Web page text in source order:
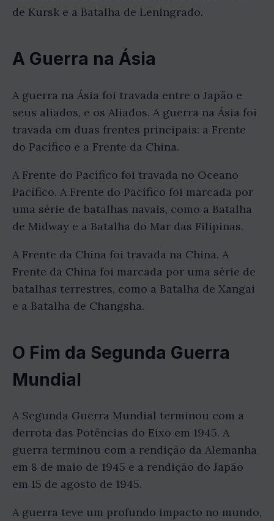
de Kursk e a Batalha de Leningrado.
A Guerra na Ásia
A guerra na Ásia foi travada entre o Japão e
seus aliados, e os Aliados. A guerra na Ásia foi
travada em duas frentes principais: a Frente
do Pacífico e a Frente da China.
A Frente do Pacífico foi travada no Oceano
Pacífico. A Frente do Pacífico foi marcada por
uma série de batalhas navais, como a Batalha
de Midway e a Batalha do Mar das Filipinas.
A Frente da China foi travada na China. A
Frente da China foi marcada por uma série de
batalhas terrestres, como a Batalha de Xangai
e a Batalha de Changsha.
O Fim da Segunda Guerra
Mundial
A Segunda Guerra Mundial terminou com a
derrota das Potências do Eixo em 1945. A
guerra terminou com a rendição da Alemanha
em 8 de maio de 1945 e a rendição do Japão
em 15 de agosto de 1945.
A guerra teve um profundo impacto no mundo,